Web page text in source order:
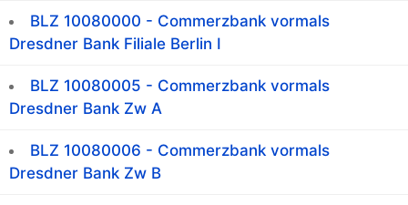
BLZ 10080000 - Commerzbank vormals
Dresdner Bank Filiale Berlin I
BLZ 10080005 - Commerzbank vormals
Dresdner Bank Zw A
BLZ 10080006 - Commerzbank vormals
Dresdner Bank Zw B